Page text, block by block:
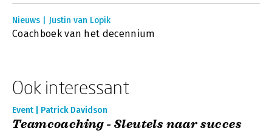
Nieuws | Justin van Lopik
Coachboek van het decennium
Ook interessant
Event | Patrick Davidson
Teamcoaching - Sleutels naar succes